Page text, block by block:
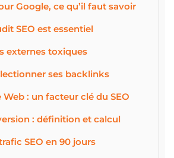
Google, ce qu’il faut savoir
SEO est essentiel
externes toxiques
ses backlinks
: un facteur clé du SEO
: définition et calcul
SEO en 90 jours